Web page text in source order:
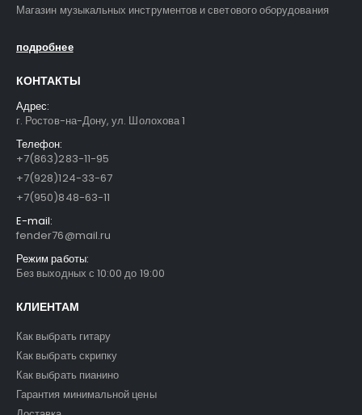
Магазин музыкальных инструментов и светового оборудования
подробнее
КОНТАКТЫ
Адрес:
г. Ростов-на-Дону, ул. Шолохова 1
Телефон:
+7(863)283-11-95
+7(928)124-33-67
+7(950)848-63-11
E-mail:
fender76@mail.ru
Режим работы:
Без выходных с 10:00 до 19:00
КЛИЕНТАМ
Как выбрать гитару
Как выбрать скрипку
Как выбрать пианино
Гарантия минимальной цены